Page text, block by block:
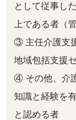
として従事し
上である者（
③ 主任介護⽀
地域包括⽀援
④ その他、介
知識と経験を
と認める者